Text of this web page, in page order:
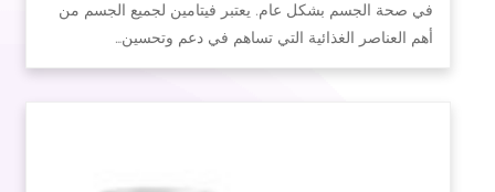
في صحة الجسم بشكل عام. يعتبر فيتامين لجميع الجسم من
أهم العناصر الغذائية التي تساهم في دعم وتحسين…